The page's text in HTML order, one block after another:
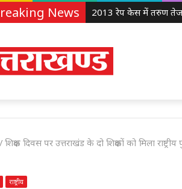
News
/शिक्षक दिवस पर उत्तराखंड के दो शिक्षकों को मिला
राष्ट्रीय